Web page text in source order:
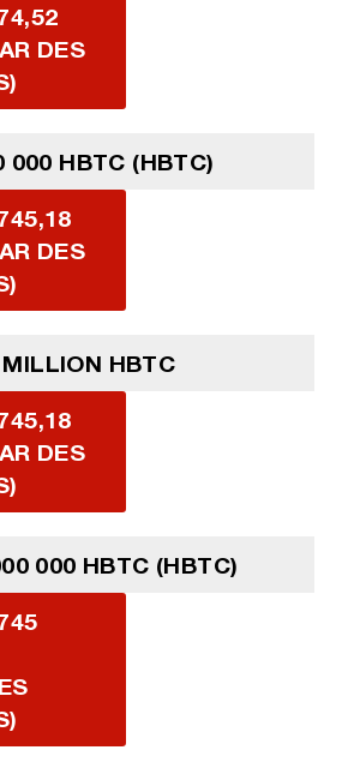
DES
000 HBTC (HBTC)
DES
HBTC
DES
000 HBTC (HBTC)